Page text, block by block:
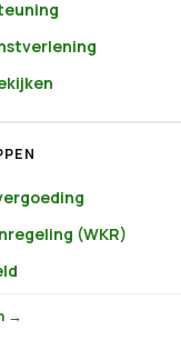
(WKR)
→